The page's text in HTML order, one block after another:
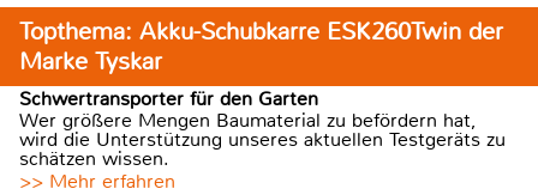
Topthema: Akku-Schubkarre ESK260Twin der
Marke Tyskar
Schwertransporter für den Garten
Wer größere Mengen Baumaterial zu befördern hat,
wird die Unterstützung unseres aktuellen Testgeräts zu
schätzen wissen.
>> Mehr erfahren